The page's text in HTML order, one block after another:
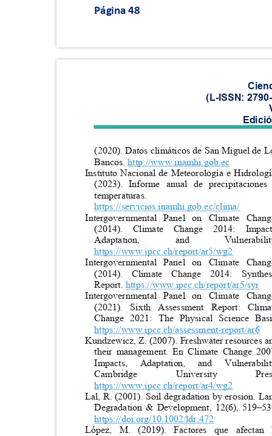
Página 48
(L-ISSN:
(2020). Datos climáticos de San Miguel de
Bancos.http://www.inamhi.gob.ec
Instituto Nacional de Meteorología e
(2023). Informe anual de
temperaturas.
https://servicios.inamhi.gob.ec/clima/
Intergovernmental Panel on Climate
(2014). Climate Change 2014:
Adaptation, and
https://www.ipcc.ch/report/ar5/wg2
Intergovernmental Panel on Climate
(2014). Climate Change 2014:
Report.https://www.ipcc.ch/report/ar5/syr
Intergovernmental Panel on Climate
(2021). Sixth Assessment Report:
Change 2021: The Physical Science
https://www.ipcc.ch/assessment-report/ar6
Kundzewicz, Z. (2007). Freshwater resources
their management. En Climate Change
Impacts,
Cambridge
Adaptation, and
University
https://www.ipcc.ch/report/ar4/wg2
Lal, R. (2001). Soil degradation by erosion.
Degradation & Development, 12(6), 519–
https://doi.org/10.1002/ldr.472
López, M. (2019). Factores que